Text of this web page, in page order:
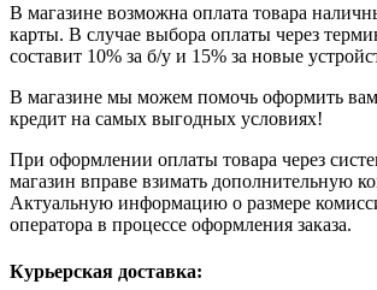
В магазине возможна оплата товара
карты. В случае выбора оплаты через
составит 10% за б/у и 15% за новые
В магазине мы можем помочь оформить вам
кредит на самых выгодных условиях!
При оформлении оплаты товара через
магазин вправе взимать дополнительную
Актуальную информацию о размере
оператора в процессе оформления заказа.
Курьерская доставка: